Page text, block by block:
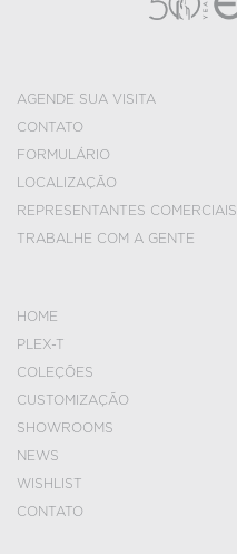
AGENDE SUA VISITA
CONTATO
FORMULÁRIO
LOCALIZAÇÃO
REPRESENTANTES COMERCIAIS
TRABALHE COM A GENTE
HOME
PLEX-T
COLEÇÕES
CUSTOMIZAÇÃO
SHOWROOMS
NEWS
WISHLIST
CONTATO